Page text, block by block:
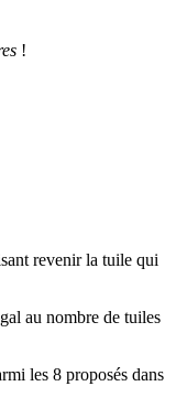
!
revenir la tuile qui
au nombre de tuiles
les 8 proposés dans